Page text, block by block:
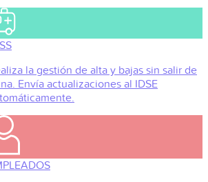
la gestión de alta y bajas sin salir de
Envía actualizaciones al IDSE